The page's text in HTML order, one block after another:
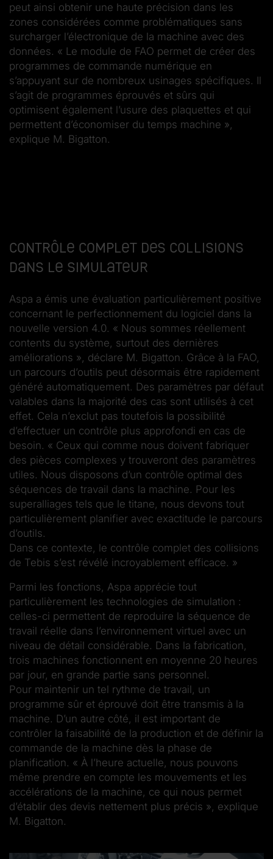
peut ainsi obtenir une haute précision dans les
zones considérées comme problématiques sans
surcharger l’électronique de la machine avec des
données. « Le module de FAO permet de créer des
programmes de commande numérique en
s’appuyant sur de nombreux usinages spécifiques. Il
s’agit de programmes éprouvés et sûrs qui
optimisent également l’usure des plaquettes et qui
permettent d’économiser du temps machine »,
explique M. Bigatton.
Contrôle complet des collisions
dans le simulateur
Aspa a émis une évaluation particulièrement positive
concernant le perfectionnement du logiciel dans la
nouvelle version 4.0. « Nous sommes réellement
contents du système, surtout des dernières
améliorations », déclare M. Bigatton. Grâce à la FAO,
un parcours d’outils peut désormais être rapidement
généré automatiquement. Des paramètres par défaut
valables dans la majorité des cas sont utilisés à cet
effet. Cela n’exclut pas toutefois la possibilité
d’effectuer un contrôle plus approfondi en cas de
besoin. « Ceux qui comme nous doivent fabriquer
des pièces complexes y trouveront des paramètres
utiles. Nous disposons d’un contrôle optimal des
séquences de travail dans la machine. Pour les
superalliages tels que le titane, nous devons tout
particulièrement planifier avec exactitude le parcours
d’outils.
Dans ce contexte, le contrôle complet des collisions
de Tebis s’est révélé incroyablement efficace. »
Parmi les fonctions, Aspa apprécie tout
particulièrement les technologies de simulation :
celles-ci permettent de reproduire la séquence de
travail réelle dans l’environnement virtuel avec un
niveau de détail considérable. Dans la fabrication,
trois machines fonctionnent en moyenne 20 heures
par jour, en grande partie sans personnel.
Pour maintenir un tel rythme de travail, un
programme sûr et éprouvé doit être transmis à la
machine. D’un autre côté, il est important de
contrôler la faisabilité de la production et de définir la
commande de la machine dès la phase de
planification. « À l’heure actuelle, nous pouvons
même prendre en compte les mouvements et les
accélérations de la machine, ce qui nous permet
d’établir des devis nettement plus précis », explique
M. Bigatton.